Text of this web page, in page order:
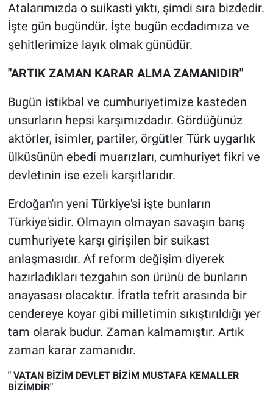
Atalarımızda o suikasti yıktı, şimdi sıra bizdedir.
İşte gün bugündür. İşte bugün ecdadımıza ve
şehitlerimize layık olmak günüdür.
"ARTIK ZAMAN KARAR ALMA ZAMANIDIR"
Bugün istikbal ve cumhuriyetimize kasteden
unsurların hepsi karşımızdadır. Gördüğünüz
aktörler, isimler, partiler, örgütler Türk uygarlık
ülküsünün ebedi muarızları, cumhuriyet fikri ve
devletinin ise ezeli karşıtlarıdır.
Erdoğan'ın yeni Türkiye'si işte bunların
Türkiye'sidir. Olmayın olmayan savaşın barış
cumhuriyete karşı girişilen bir suikast
anlaşmasıdır. Af reform değişim diyerek
hazırladıkları tezgahın son ürünü de bunların
anayasası olacaktır. İfratla tefrit arasında bir
cendereye koyar gibi milletimin sıkıştırıldığı yer
tam olarak budur. Zaman kalmamıştır. Artık
zaman karar zamanıdır.
" VATAN BİZİM DEVLET BİZİM MUSTAFA KEMALLER
BİZİMDİR"